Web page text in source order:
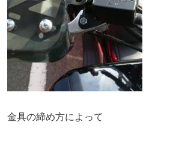
金具の締め方によって